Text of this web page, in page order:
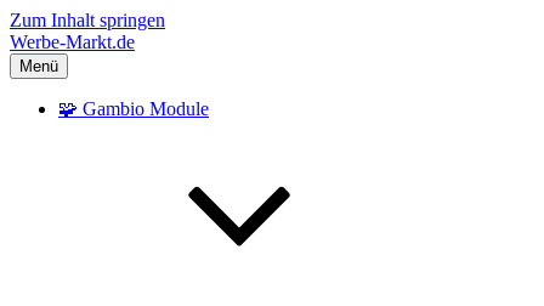
Zum Inhalt springen
Werbe-Markt.de
Menü
🧩 Gambio Module